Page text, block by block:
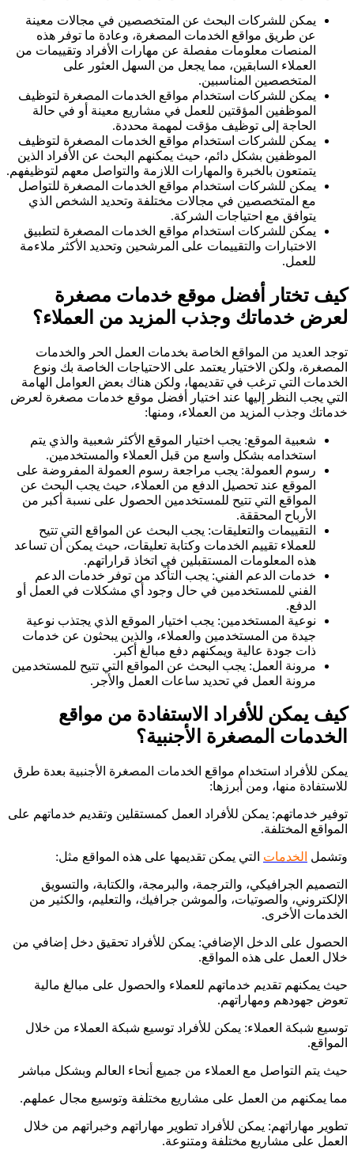
يمكن للشركات البحث عن المتخصصين في مجالات معينة
عن طريق مواقع الخدمات المصغرة، وعادة ما توفر هذه
المنصات معلومات مفصلة عن مهارات الأفراد وتقييمات من
العملاء السابقين، مما يجعل من السهل العثور على
المتخصصين المناسبين.
يمكن للشركات استخدام مواقع الخدمات المصغرة لتوظيف
الموظفين المؤقتين للعمل في مشاريع معينة أو في حالة
الحاجة إلى توظيف مؤقت لمهمة محددة.
يمكن للشركات استخدام مواقع الخدمات المصغرة لتوظيف
الموظفين بشكل دائم، حيث يمكنهم البحث عن الأفراد الذين
يتمتعون بالخبرة والمهارات اللازمة والتواصل معهم لتوظيفهم.
يمكن للشركات استخدام مواقع الخدمات المصغرة للتواصل
مع المتخصصين في مجالات مختلفة وتحديد الشخص الذي
يتوافق مع احتياجات الشركة.
يمكن للشركات استخدام مواقع الخدمات المصغرة لتطبيق
الاختبارات والتقييمات على المرشحين وتحديد الأكثر ملاءمة
للعمل.
كيف تختار أفضل موقع خدمات مصغرة
لعرض خدماتك وجذب المزيد من العملاء؟
توجد العديد من المواقع الخاصة بخدمات العمل الحر والخدمات
المصغرة، ولكن الاختيار يعتمد على الاحتياجات الخاصة بك ونوع
الخدمات التي ترغب في تقديمها، ولكن هناك بعض العوامل الهامة
التي يجب النظر إليها عند اختيار أفضل موقع خدمات مصغرة لعرض
خدماتك وجذب المزيد من العملاء، ومنها:
شعبية الموقع: يجب اختيار الموقع الأكثر شعبية والذي يتم
استخدامه بشكل واسع من قبل العملاء والمستخدمين.
رسوم العمولة: يجب مراجعة رسوم العمولة المفروضة على
الموقع عند تحصيل الدفع من العملاء، حيث يجب البحث عن
المواقع التي تتيح للمستخدمين الحصول على نسبة أكبر من
الأرباح المحققة.
التقييمات والتعليقات: يجب البحث عن المواقع التي تتيح
للعملاء تقييم الخدمات وكتابة تعليقات، حيث يمكن أن تساعد
هذه المعلومات المستقبلين في اتخاذ قراراتهم.
خدمات الدعم الفني: يجب التأكد من توفر خدمات الدعم
الفني للمستخدمين في حال وجود أي مشكلات في العمل أو
الدفع.
نوعية المستخدمين: يجب اختيار الموقع الذي يجتذب نوعية
جيدة من المستخدمين والعملاء، والذين يبحثون عن خدمات
ذات جودة عالية ويمكنهم دفع مبالغ أكبر.
مرونة العمل: يجب البحث عن المواقع التي تتيح للمستخدمين
مرونة العمل في تحديد ساعات العمل والأجر.
كيف يمكن للأفراد الاستفادة من مواقع
الخدمات المصغرة الأجنبية؟
يمكن للأفراد استخدام مواقع الخدمات المصغرة الأجنبية بعدة طرق
للاستفادة منها، ومن أبرزها:
توفير خدماتهم: يمكن للأفراد العمل كمستقلين وتقديم خدماتهم على
المواقع المختلفة.
وتشمل الخدمات التي يمكن تقديمها على هذه المواقع مثل:
التصميم الجرافيكي، والترجمة، والبرمجة، والكتابة، والتسويق
الإلكتروني، والصوتيات، والموشن جرافيك، والتعليم، والكثير من
الخدمات الأخرى.
الحصول على الدخل الإضافي: يمكن للأفراد تحقيق دخل إضافي من
خلال العمل على هذه المواقع.
حيث يمكنهم تقديم خدماتهم للعملاء والحصول على مبالغ مالية
تعوض جهودهم ومهاراتهم.
توسيع شبكة العملاء: يمكن للأفراد توسيع شبكة العملاء من خلال
المواقع.
حيث يتم التواصل مع العملاء من جميع أنحاء العالم وبشكل مباشر
مما يمكنهم من العمل على مشاريع مختلفة وتوسيع مجال عملهم.
تطوير مهاراتهم: يمكن للأفراد تطوير مهاراتهم وخبراتهم من خلال
العمل على مشاريع مختلفة ومتنوعة.